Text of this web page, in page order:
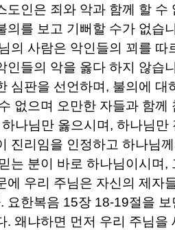
도인은 죄와 악과 함께 할 수
의를 보고 기뻐할 수가 없습
의 사람은 악인들의 꾀를 따
인들의 악을 옳다 하지 않습
심판을 선언하며 , 불의에 대
없으며 오만한 자들과 함께
나님만 옳으시며 , 하나님만
진리임을 인정하고 하나님
는 분이 바로 하나님이시며 ,
에 우리 주님은 자신의 제자
. 요한복음 15장 18-19절을
. 왜냐하면 먼저 우리 주님을